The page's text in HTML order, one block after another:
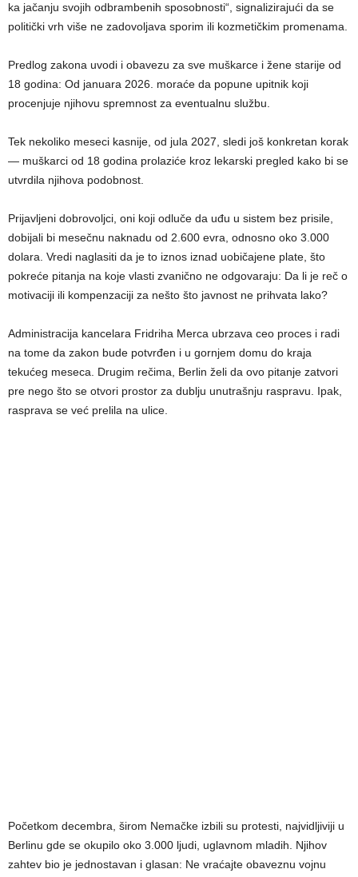
ka jačanju svojih odbrambenih sposobnosti“, signalizirajući da se
politički vrh više ne zadovoljava sporim ili kozmetičkim promenama.
Predlog zakona uvodi i obavezu za sve muškarce i žene starije od
18 godina: Od januara 2026. moraće da popune upitnik koji
procenjuje njihovu spremnost za eventualnu službu.
Tek nekoliko meseci kasnije, od jula 2027, sledi još konkretan korak
— muškarci od 18 godina prolaziće kroz lekarski pregled kako bi se
utvrdila njihova podobnost.
Prijavljeni dobrovoljci, oni koji odluče da uđu u sistem bez prisile,
dobijali bi mesečnu naknadu od 2.600 evra, odnosno oko 3.000
dolara. Vredi naglasiti da je to iznos iznad uobičajene plate, što
pokreće pitanja na koje vlasti zvanično ne odgovaraju: Da li je reč o
motivaciji ili kompenzaciji za nešto što javnost ne prihvata lako?
Administracija kancelara Fridriha Merca ubrzava ceo proces i radi
na tome da zakon bude potvrđen i u gornjem domu do kraja
tekućeg meseca. Drugim rečima, Berlin želi da ovo pitanje zatvori
pre nego što se otvori prostor za dublju unutrašnju raspravu. Ipak,
rasprava se već prelila na ulice.
Početkom decembra, širom Nemačke izbili su protesti, najvidljiviji u
Berlinu gde se okupilo oko 3.000 ljudi, uglavnom mladih. Njihov
zahtev bio je jednostavan i glasan: Ne vraćajte obaveznu vojnu